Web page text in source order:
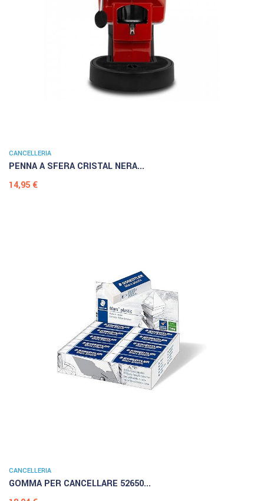
CANCELLERIA
PENNA A SFERA CRISTAL NERA...
Prezzo
14,95 €
CANCELLERIA
GOMMA PER CANCELLARE 52650...